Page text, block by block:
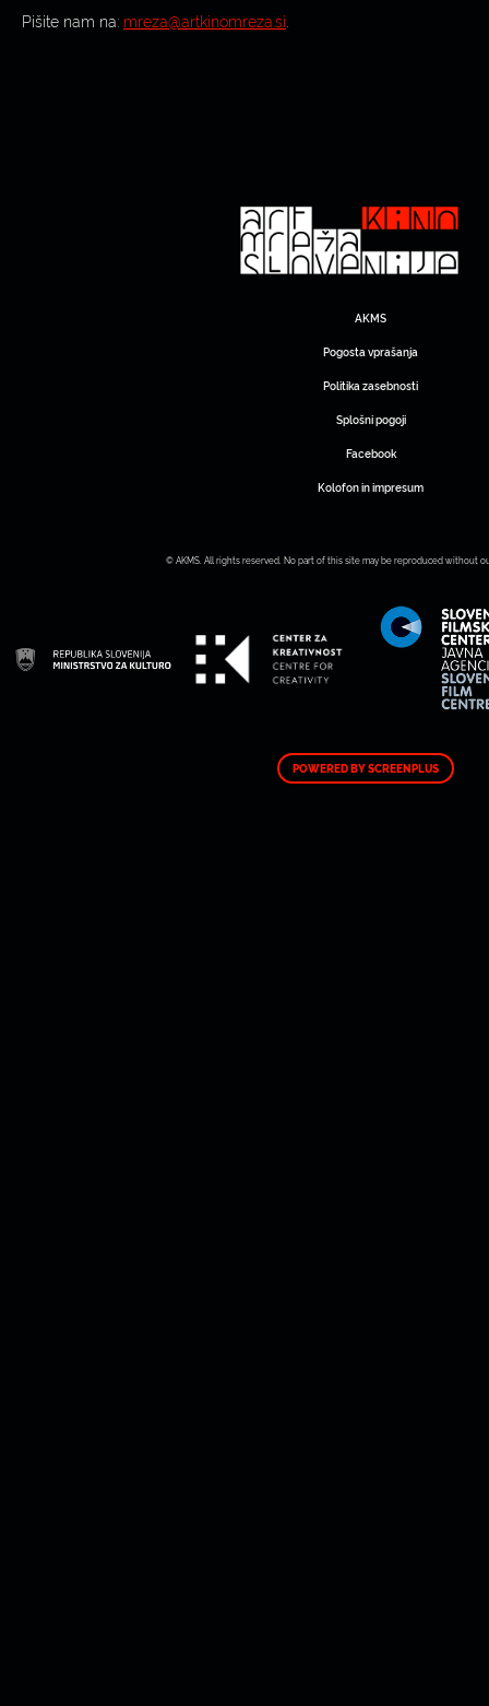
Pišite nam na: mreza@artkinomreza.si
AKMS
Pogosta vprašanja
Politika zasebnosti
Splošni pogoji
Facebook
Kolofon in impresum
© AKMS. All rights reserved. No part of this site may be reproduced without
POWERED BY SCREENPLUS